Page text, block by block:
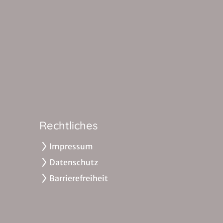
Rechtliches
Impressum
Datenschutz
Barrierefreiheit